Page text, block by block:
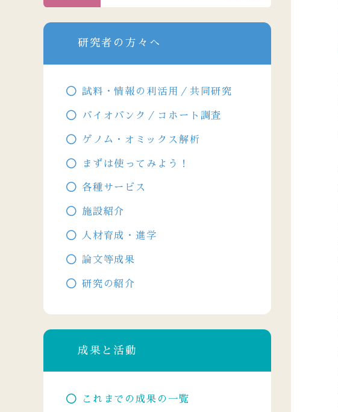
研究者の方々へ
試料・情報の利活用／共同研究
バイオバンク／コホート調査
ゲノム・オミックス解析
まずは使ってみよう！
各種サービス
施設紹介
人材育成・進学
論文等成果
研究の紹介
成果と活動
これまでの成果の一覧